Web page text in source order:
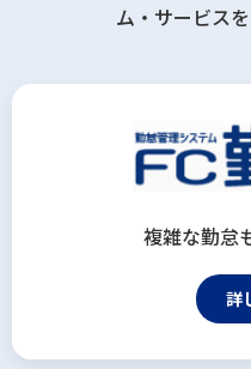
ム・サービス
複雑な勤怠
詳